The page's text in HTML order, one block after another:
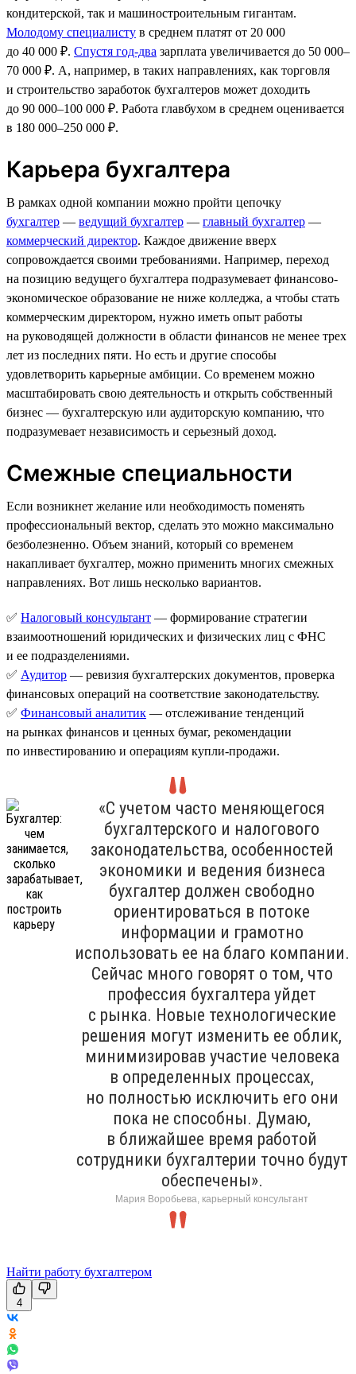
кондитерской, так и машиностроительным гигантам.
Молодому специалисту в среднем платят от 20 000
до 40 000 ₽. Спустя год-два зарплата увеличивается до 50 000–
70 000 ₽. А, например, в таких направлениях, как торговля
и строительство заработок бухгалтеров может доходить
до 90 000–100 000 ₽. Работа главбухом в среднем оценивается
в 180 000–250 000 ₽.
Карьера бухгалтера
В рамках одной компании можно пройти цепочку
бухгалтер — ведущий бухгалтер — главный бухгалтер —
коммерческий директор. Каждое движение вверх
сопровождается своими требованиями. Например, переход
на позицию ведущего бухгалтера подразумевает финансово-
экономическое образование не ниже колледжа, а чтобы стать
коммерческим директором, нужно иметь опыт работы
на руководящей должности в области финансов не менее трех
лет из последних пяти. Но есть и другие способы
удовлетворить карьерные амбиции. Со временем можно
масштабировать свою деятельность и открыть собственный
бизнес — бухгалтерскую или аудиторскую компанию, что
подразумевает независимость и серьезный доход.
Смежные специальности
Если возникнет желание или необходимость поменять
профессиональный вектор, сделать это можно максимально
безболезненно. Объем знаний, который со временем
накапливает бухгалтер, можно применить многих смежных
направлениях. Вот лишь несколько вариантов.
✅ Налоговый консультант — формирование стратегии
взаимоотношений юридических и физических лиц с ФНС
и ее подразделениями.
✅ Аудитор — ревизия бухгалтерских документов, проверка
финансовых операций на соответствие законодательству.
✅ Финансовый аналитик — отслеживание тенденций
на рынках финансов и ценных бумаг, рекомендации
по инвестированию и операциям купли-продажи.
«С учетом часто меняющегося
бухгалтерского и налогового
законодательства, особенностей
экономики и ведения бизнеса
бухгалтер должен свободно
ориентироваться в потоке
информации и грамотно
использовать ее на благо компании.
Сейчас много говорят о том, что
профессия бухгалтера уйдет
с рынка. Новые технологические
решения могут изменить ее облик,
минимизировав участие человека
в определенных процессах,
но полностью исключить его они
пока не способны. Думаю,
в ближайшее время работой
сотрудники бухгалтерии точно будут
обеспечены».
Мария Воробьева, карьерный консультант
Найти работу бухгалтером
4